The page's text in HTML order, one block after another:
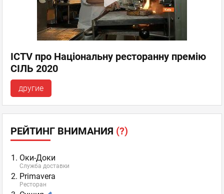
ICTV про Національну ресторанну премію
СІЛЬ 2020
другие
РЕЙТИНГ ВНИМАНИЯ (?)
Оки-Доки
Служба доставки
Primavera
Ресторан